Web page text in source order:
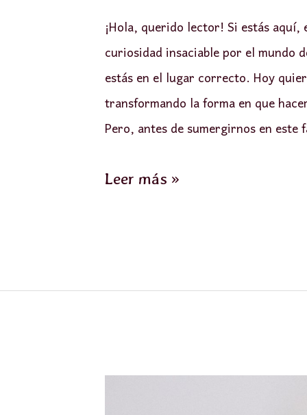
¡Hola, querido lector! Si estás
curiosidad insaciable por el mundo
estás en el lugar correcto. Hoy
transformando la forma en que
Pero, antes de sumergirnos en
Leer más »